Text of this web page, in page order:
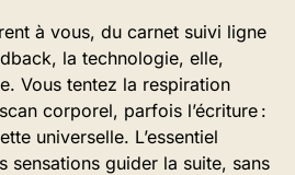
à vous, du carnet suivi ligne
la technologie, elle,
Vous tentez la respiration
corporel, parfois l’écriture :
universelle. L’essentiel
sensations guider la suite, sans